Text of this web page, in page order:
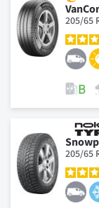
205/65
205/65